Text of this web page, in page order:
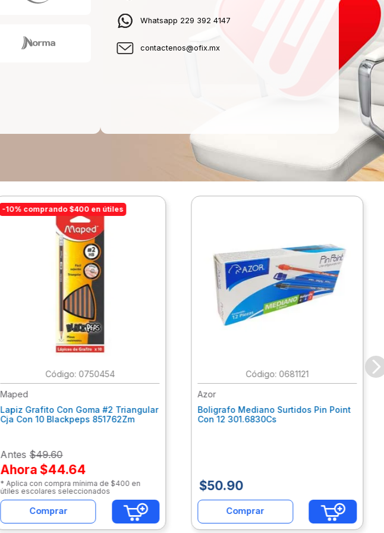
Whatsapp 229 392 4147
contactenos@ofix.mx
-10% comprando $400 en útiles
: 0750454
Maped
Lapiz Grafito Con Goma #2 Triangular
Cja Con 10 Blackpeps 851762Zm
Antes$49.60
Ahora$44.64
* Aplica con compra mínima de $400 en
útiles escolares seleccionados
Comprar
: 0681121
Azor
Boligrafo Mediano Surtidos Pin Point
Con 12 301.6830Cs
$50.90
Comprar